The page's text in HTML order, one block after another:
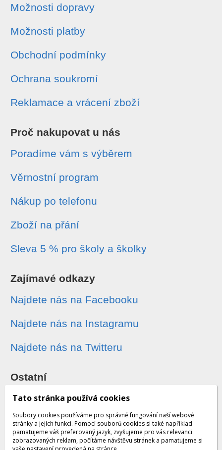
Možnosti dopravy
Možnosti platby
Obchodní podmínky
Ochrana soukromí
Reklamace a vrácení zboží
Proč nakupovat u nás
Poradíme vám s výběrem
Věrnostní program
Nákup po telefonu
Zboží na přání
Sleva 5 % pro školy a školky
Zajímavé odkazy
Najdete nás na Facebooku
Najdete nás na Instagramu
Najdete nás na Twitteru
Ostatní
Sledování zásilek
Dárkové poukazy
Obchodní podmínky - archiv
Tato stránka používá cookies
Soubory cookies používáme pro správné fungování naší webové
stránky a jejích funkcí. Pomocí souborů cookies si také například
pamatujeme váš preferovaný jazyk, zvyšujeme pro vás relevanci
zobrazovaných reklam, počítáme návštěvu stránek a pamatujeme si